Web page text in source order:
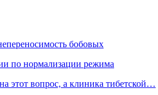
бобовых
по нормализации режима
этот вопрос, а клиника тибетской…